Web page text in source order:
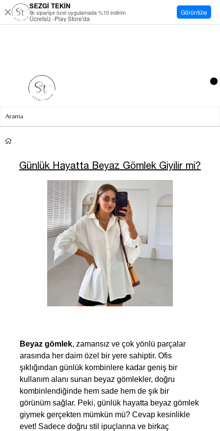
Günlük Hayatta Beyaz Gömlek Giyilir mi?
Beyaz gömlek, zamansız ve çok yönlü parçalar
arasında her daim özel bir yere sahiptir. Ofis
şıklığından günlük kombinlere kadar geniş bir
kullanım alanı sunan beyaz gömlekler, doğru
kombinlendiğinde hem sade hem de şık bir
görünüm sağlar. Peki, günlük hayatta beyaz gömlek
giymek gerçekten mümkün mü? Cevap kesinlikle
evet! Sadece doğru stil ipuçlarına ve birkaç
SEZGİ TEKİN
İlk siparişe özel uygulamada %10 indirim
Ücretsiz -Play Store'da
Görüntüle